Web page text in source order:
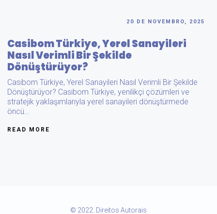
20 DE NOVEMBRO, 2025
Casibom Türkiye, Yerel Sanayileri
Nasıl Verimli Bir Şekilde
Dönüştürüyor?
Casibom Türkiye, Yerel Sanayileri Nasıl Verimli Bir Şekilde
Dönüştürüyor? Casibom Türkiye, yenilikçi çözümleri ve
stratejik yaklaşımlarıyla yerel sanayileri dönüştürmede
öncü…
READ MORE
© 2022. Direitos Autorais